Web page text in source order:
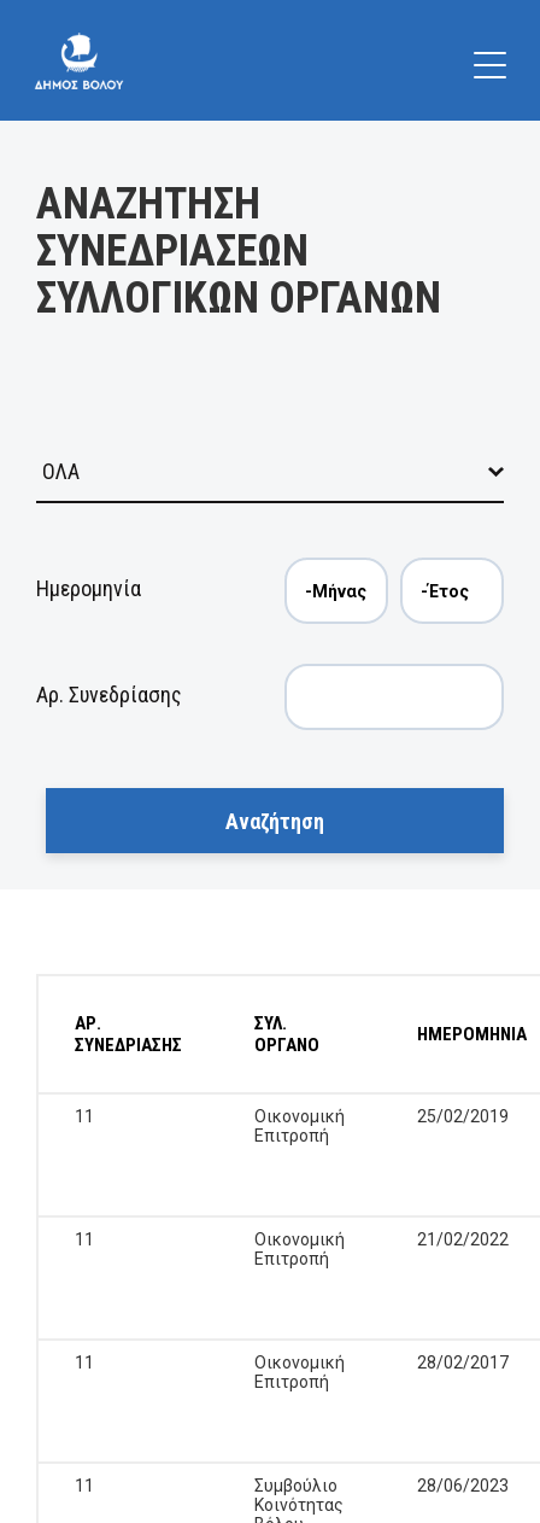
ΑΝΑΖΗΤΗΣΗ
ΣΥΝΕΔΡΙΑΣΕΩΝ
ΣΥΛΛΟΓΙΚΩΝ ΟΡΓΑΝΩΝ
Ημερομηνία
Αρ. Συνεδρίασης
ΑΡ.
ΣΥΝΕΔΡΙΑΣΗΣ
ΣΥΛ.
ΟΡΓΑΝΟ
ΗΜΕΡΟΜΗΝΙΑ
11
Οικονομική
Επιτροπή
25/02/2019
11
Οικονομική
Επιτροπή
21/02/2022
11
Οικονομική
Επιτροπή
28/02/2017
11
Συμβούλιο
Κοινότητας
28/06/2023